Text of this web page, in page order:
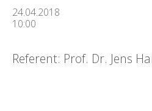
24.04.2018
10:00
Referent: Prof. Dr. Jens